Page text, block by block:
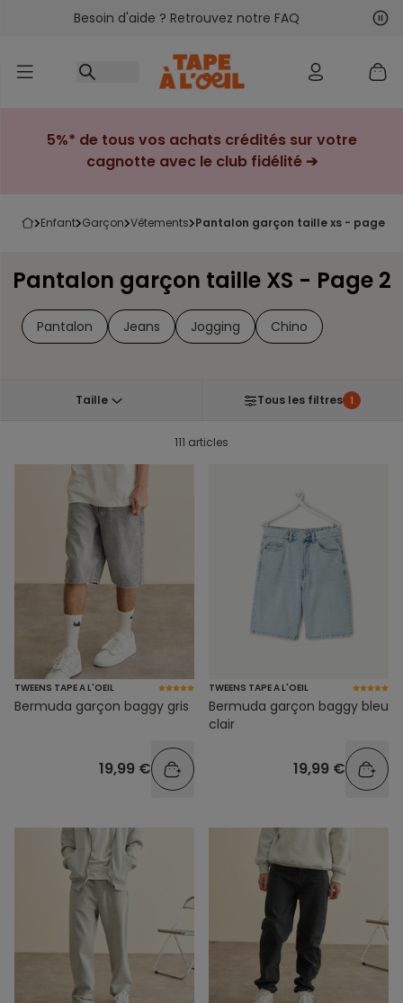
Accéder au contenu
Besoin d'aide ? Retrouvez notre FAQ
5%* de tous vos achats crédités sur votre
cagnotte avec le club fidélité ➔
enfant garçon vêtements pantalon garçon taille xs - page 2
Pantalon garçon taille XS - Page 2
Pantalon Jeans Jogging Chino
Taille Tous les filtres 1
111 articles
TWEENS TAPE A L'OEIL
Bermuda garçon baggy gris
19,99 €
TWEENS TAPE A L'OEIL
Bermuda garçon baggy bleu
clair
19,99 €